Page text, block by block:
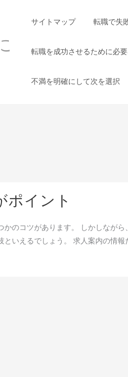
サイトマップ 転職で失
転職を成功させるために必
不満を明確にして次を選択
ポイント
のコツがあります。 しかしながら
といえるでしょう。 求人案内の情報